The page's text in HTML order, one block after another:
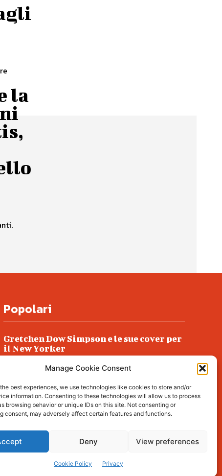
Manage Cookie Consent
best experiences, we use technologies like cookies to store and/or
information. Consenting to these technologies will allow us to process
browsing behavior or unique IDs on this site. Not consenting or
consent, may adversely affect certain features and functions.
Deny View preferences
Cookie Policy Privacy
la
Popolari
Gretchen Dow Simpson e le sue cover per
il New Yorker
Ancora dossieraggi e schedature
Podlech, il Cile lo ha condannato
all’ergastolo
Era ubriaca…
about living, lifestyle,